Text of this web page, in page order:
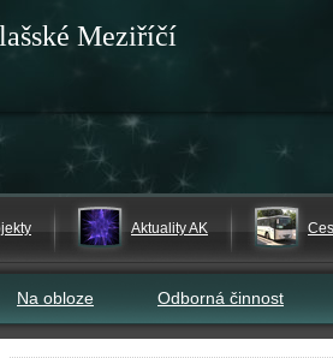
Meziříčí
Aktuality AK
Na obloze Odborná činnost